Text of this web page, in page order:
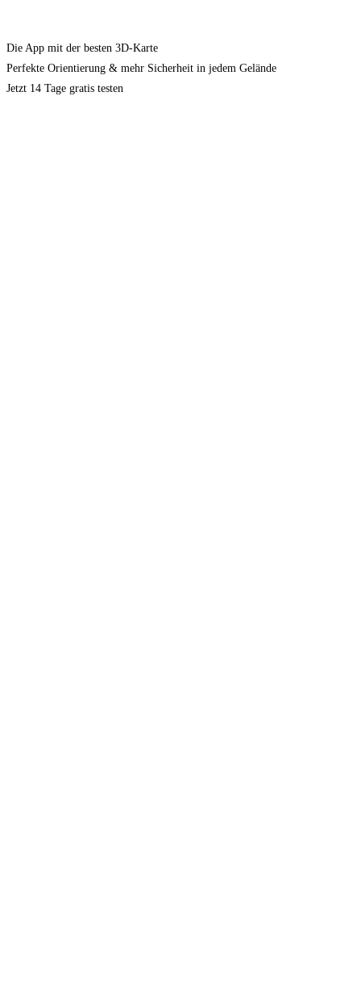
Die App mit der besten 3D-Karte
Perfekte Orientierung & mehr Sicherheit in jedem Gelände
Jetzt 14 Tage gratis testen